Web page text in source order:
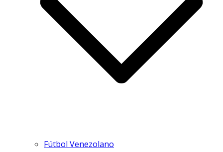
Fútbol Venezolano